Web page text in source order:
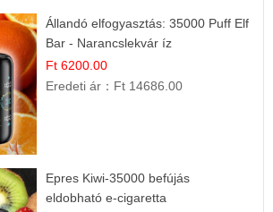
Állandó elfogyasztás: 35000 Puff Elf
Bar - Narancslekvár íz
Ft 6200.00
Eredeti ár： Ft 14686.00
Epres Kiwi-35000 befújás
eldobható e-cigaretta